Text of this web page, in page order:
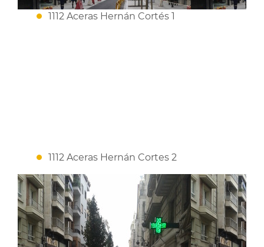
1112 Aceras Hernán Cortés 1
1112 Aceras Hernán Cortes 2